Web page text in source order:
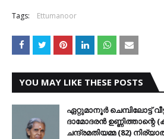
Tags: Ettumanoor
YOU MAY LIKE THESE POSTS
ഏറ്റുമാനൂര്‍ ചെമ്പിലോട്ട്
ദാമോദരന്‍ ഉണ്ണിത്താന്റെ
ചന്ദ്രമതിയമ്മ (82)